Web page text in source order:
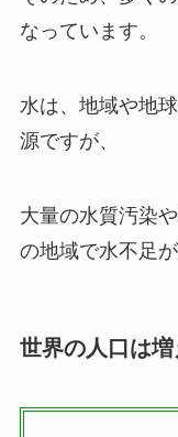
なっています。
水は、地域や地
源ですが、
大量の水質汚染
の地域で水不足
世界の人口は